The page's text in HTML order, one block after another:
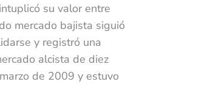
su valor entre
mercado bajista siguió
y registró una
alcista de diez
de 2009 y estuvo